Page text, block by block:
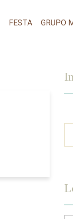
FESTA GRUPO